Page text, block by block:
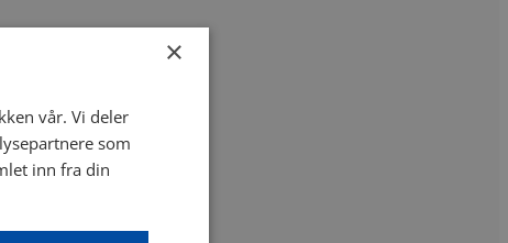
×
vår. Vi deler
som
inn fra din